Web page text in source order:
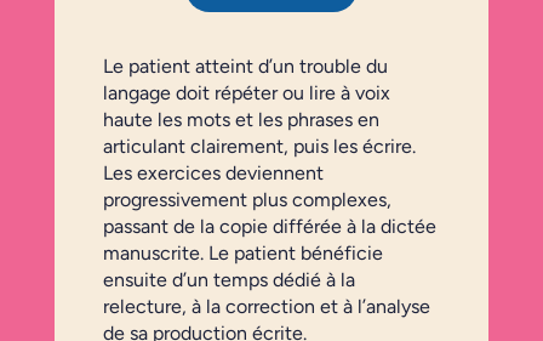
Le patient atteint d’un trouble du
langage doit répéter ou lire à voix
haute les mots et les phrases en
articulant clairement, puis les écrire.
Les exercices deviennent
progressivement plus complexes,
passant de la copie différée à la dictée
manuscrite. Le patient bénéficie
ensuite d’un temps dédié à la
relecture, à la correction et à l’analyse
de sa production écrite.